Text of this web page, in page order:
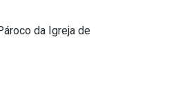
da Igreja de